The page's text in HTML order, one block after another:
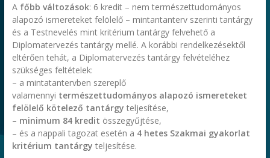
A főbb változások: 6 kredit – nem természettudományos
alapozó ismereteket felölelő – mintantanterv szerinti tantárgy
és a Testnevelés mint kritérium tantárgy felvehető a
Diplomatervezés tantárgy mellé. A korábbi rendelkezésektől
eltérően tehát, a Diplomatervezés tantárgy felvételéhez
szükséges feltételek:
– a mintatantervben szereplő
valamennyi természettudományos alapozó ismereteket
felölelő kötelező tantárgy teljesítése,
– minimum 84 kredit összegyűjtése,
– és a nappali tagozat esetén a 4 hetes Szakmai gyakorlat
kritérium tantárgy teljesítése.